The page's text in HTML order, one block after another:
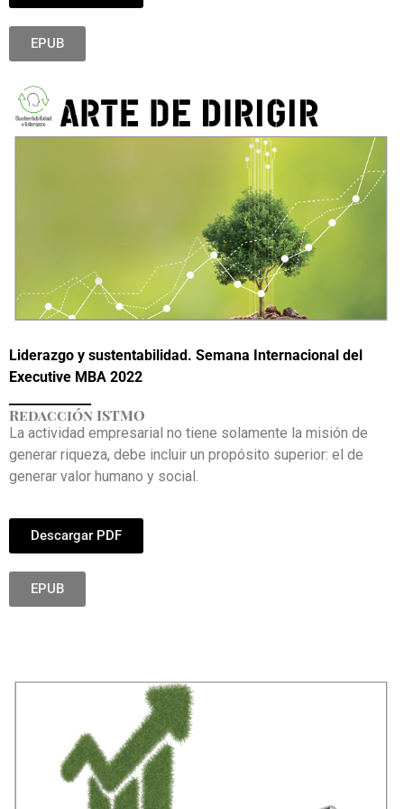
EPUB
Liderazgo y sustentabilidad. Semana Internacional del
Executive MBA 2022
Redacción ISTMO
La actividad empresarial no tiene solamente la misión de
generar riqueza, debe incluir un propósito superior: el de
generar valor humano y social.
Descargar PDF
EPUB